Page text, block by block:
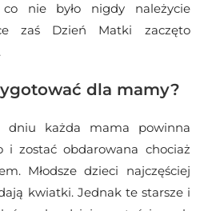
nie było nigdy należycie
zaś Dzień Matki zaczęto
dla mamy?
dniu każda mama powinna
i zostać obdarowana chociaż
Młodsze dzieci najczęściej
kwiatki. Jednak te starsze i